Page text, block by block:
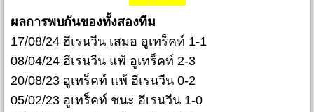
ผลการพบกันของทั้งสองทีม
17/08/24 ฮีเรนวีน เสมอ อูเทร็คท์ 1-1
08/04/24 ฮีเรนวีน แพ้ อูเทร็คท์ 2-3
20/08/23 อูเทร็คท์ แพ้ ฮีเรนวีน 0-2
05/02/23 อูเทร็คท์ ชนะ ฮีเรนวีน 1-0